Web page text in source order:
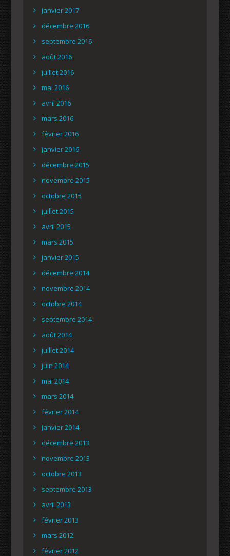
janvier 2017
décembre 2016
septembre 2016
août 2016
juillet 2016
mai 2016
avril 2016
mars 2016
février 2016
janvier 2016
décembre 2015
novembre 2015
octobre 2015
juillet 2015
avril 2015
mars 2015
janvier 2015
décembre 2014
novembre 2014
octobre 2014
septembre 2014
août 2014
juillet 2014
juin 2014
mai 2014
mars 2014
février 2014
janvier 2014
décembre 2013
novembre 2013
octobre 2013
septembre 2013
avril 2013
février 2013
mars 2012
février 2012